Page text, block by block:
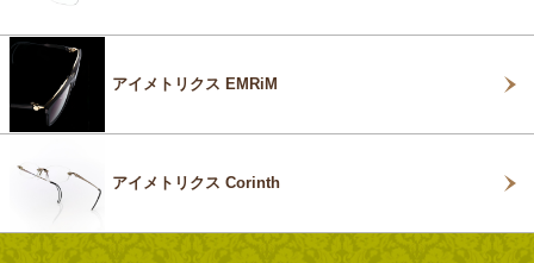
アイメトリクス EMRiM
アイメトリクス Corinth